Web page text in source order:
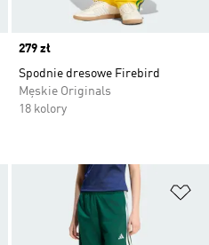
Price
279 zł
Spodnie dresowe Firebird
Męskie Originals
18 kolory
Dodaj do listy życzeń